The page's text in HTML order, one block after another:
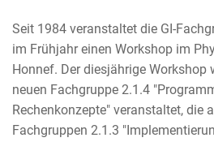
Seit 1984 veranstaltet die GI-
im Frühjahr einen Workshop im
Honnef. Der diesjährige Workshop
neuen Fachgruppe 2.1.4
Rechenkonzepte" veranstaltet, die
Fachgruppen 2.1.3